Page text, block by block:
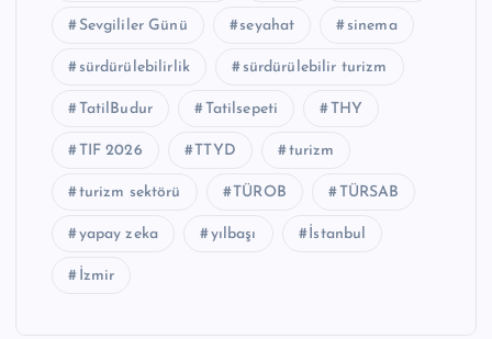
Sevgililer Günü seyahat sinema
sürdürülebilirlik sürdürülebilir turizm
TatilBudur Tatilsepeti THY
TIF 2026 TTYD turizm
turizm sektörü TÜROB TÜRSAB
yapay zeka yılbaşı İstanbul
İzmir